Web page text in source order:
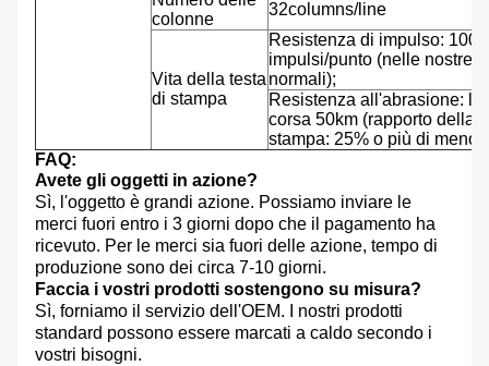
colonne
32columns/line
Vita della testa
di stampa
Resistenza di impulso: 100
impulsi/punto (nelle nostre
normali);
Resistenza all'abrasione:
corsa 50km (rapporto della
stampa: 25% o più di meno)
FAQ:
Avete gli oggetti in azione?
Sì, l'oggetto è grandi azione. Possiamo inviare le
merci fuori entro i 3 giorni dopo che il pagamento ha
ricevuto. Per le merci sia fuori delle azione, tempo di
produzione sono dei circa 7-10 giorni.
Faccia i vostri prodotti sostengono su misura?
Sì, forniamo il servizio dell'OEM. I nostri prodotti
standard possono essere marcati a caldo secondo i
vostri bisogni.